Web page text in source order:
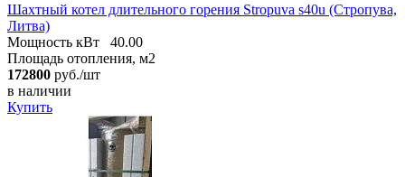
Шахтный котел длительного горения Stropuva s40u (Стропува,
Литва)
Мощность кВт
40.00
Площадь отопления, м2
172800 руб./шт
в наличии
Купить